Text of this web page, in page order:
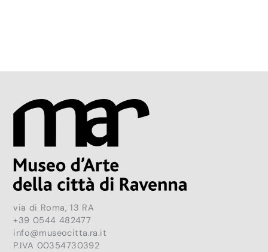
via di Roma, 13 RA
+39 0544 482477
info@museocitta.ra.it
P.IVA 00354730392